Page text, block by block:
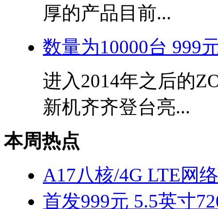
厚的产品目前...
数量为10000台 999
进入2014年之后的
新机齐齐登台亮...
本周热点
A17八核/4G LTE网
首发999元 5.5英寸